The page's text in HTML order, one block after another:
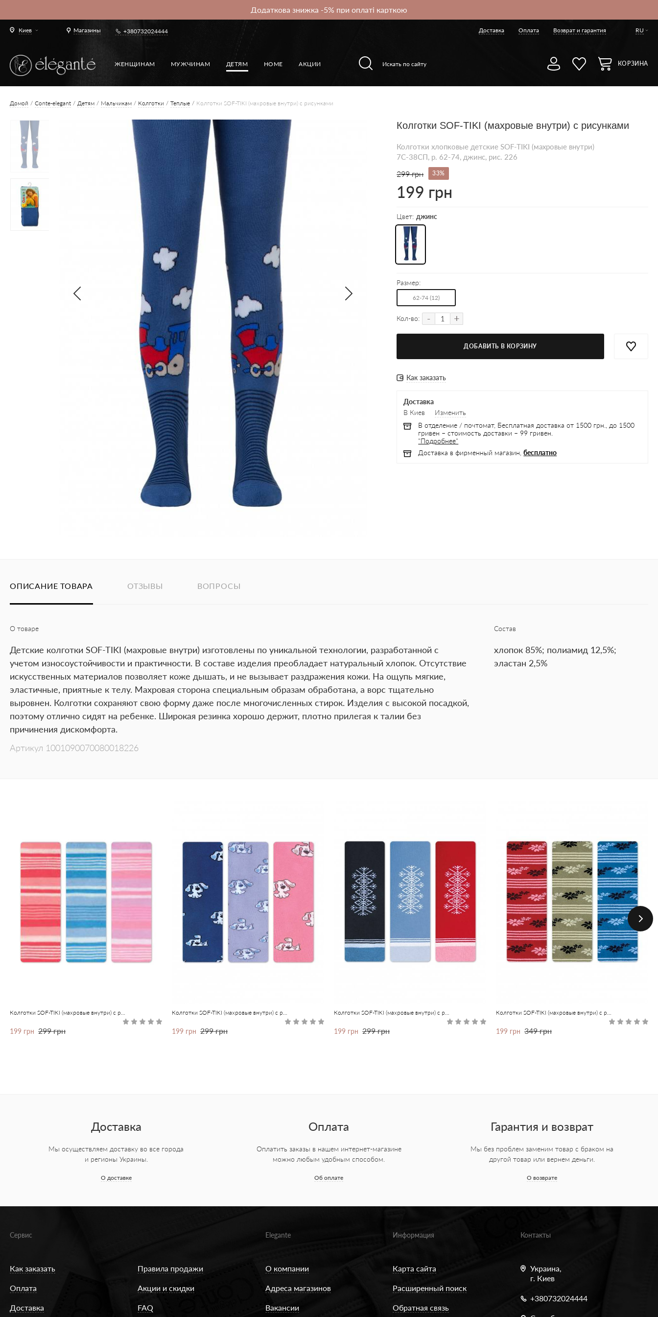
Додаткова знижка -5% при оплаті карткою
Киев Магазины +380732024444 Доставка Оплата Возврат и гарантия RU
ЖЕНЩИНАМ МУЖЧИНАМ ДЕТЯМ HOME АКЦИИ КОРЗИНА
Домой Conte-elegant Детям Мальчикам Колготки Теплые Колготки SOF-TIKI (махровые внутри) с рисунками
Колготки SOF-TIKI (махровые внутри) с рисунками
Колготки хлопковые детские SOF-TIKI (махровые внутри)
7С-38СП, p. 62-74, джинс, рис. 226
299 грн 33%
199 грн
Цвет: джинс
Размер:
62-74 (12)
Кол-во: - +
ДОБАВИТЬ В КОРЗИНУ
Как заказать
Доставка
В Киев
Изменить
В отделение / почтомат, Бесплатная доставка от 1500 грн., до 1500
гривен – стоимость доставки – 99 гривен.
"Подробнее"
Доставка в фирменный магазин,бесплатно
ОПИСАНИЕ ТОВАРА ОТЗЫВЫ ВОПРОСЫ
О товаре
Детские колготки SOF-TIKI (махровые внутри) изготовлены по уникальной технологии, разработанной с
учетом износоустойчивости и практичности. В составе изделия преобладает натуральный хлопок. Отсутствие
искусственных материалов позволяет коже дышать, и не вызывает раздражения кожи. На ощупь мягкие,
эластичные, приятные к телу. Махровая сторона специальным образам обработана, а ворс тщательно
выровнен. Колготки сохраняют свою форму даже после многочисленных стирок. Изделия с высокой посадкой,
поэтому отлично сидят на ребенке. Широкая резинка хорошо держит, плотно прилегая к талии без
причинения дискомфорта.
Артикул 1001090070080018226
Состав
хлопок 85%; полиамид 12,5%;
эластан 2,5%
Колготки SOF-TIKI (махровые внутри) с рисунками
199 грн 299 грн
Колготки SOF-TIKI (махровые внутри) с рисунками
199 грн 299 грн
Колготки SOF-TIKI (махровые внутри) с рисунками
199 грн 299 грн
Колготки SOF-TIKI (махровые внутри) с рисунками
199 грн 349 грн
Доставка
Мы осуществляем доставку во все города
и регионы Украины.
О доставке
Оплата
Оплатить заказы в нашем интернет-магазине
можно любым удобным способом.
Об оплате
Гарантия и возврат
Мы без проблем заменим товар с браком на
другой товар или вернем деньги.
О возврате
Сервис
Как заказать
Оплата
Доставка
Правила продажи
Акции и скидки
FAQ
Elegante
О компании
Адреса магазинов
Вакансии
Информация
Карта сайта
Расширенный поиск
Обратная связь
Контакты
Украина,
г. Киев
+380732024444